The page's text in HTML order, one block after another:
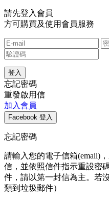
請先登入會員
方可購買及使用會員服務
忘記密碼
重發啟用信
加入會員
忘記密碼
請輸入您的電子信箱(email)
信，並依照信件指示重設密
件，請以第一封信為主。若
類到垃圾郵件）